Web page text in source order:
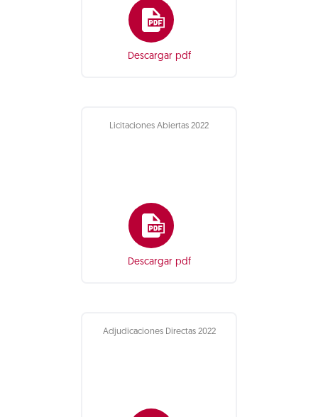
Descargar pdf
Licitaciones Abiertas 2022
Descargar pdf
Adjudicaciones Directas 2022